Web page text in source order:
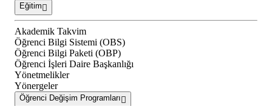
Eğitim
Akademik Takvim
Öğrenci Bilgi Sistemi (OBS)
Öğrenci Bilgi Paketi (OBP)
Öğrenci İşleri Daire Başkanlığı
Yönetmelikler
Yönergeler
Öğrenci Değişim Programları